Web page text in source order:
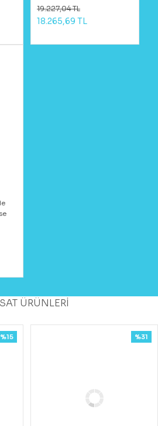
19.227,04 TL
18.265,69 TL
ÜRÜNLERİ
%15 %31